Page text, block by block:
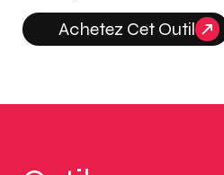
Achetez Cet Outil